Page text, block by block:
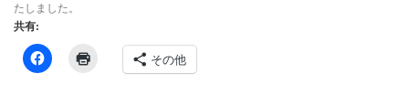
たしました。
共有:
その他